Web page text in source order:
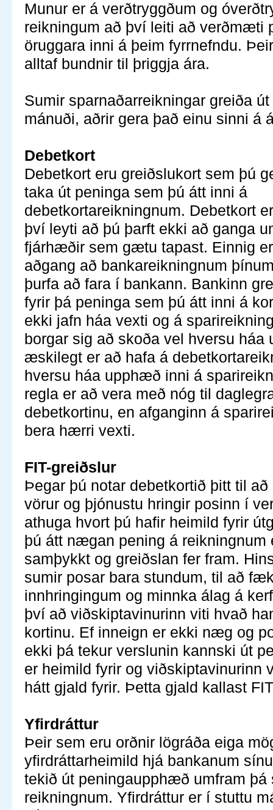
Munur er á verðtryggðum og
reikningum að því leiti að verðmæti
öruggara inni á þeim fyrrnefndu.
alltaf bundnir til þriggja ára.
Sumir sparnaðarreikningar greiða
mánuði, aðrir gera það einu sinni á
Debetkort
Debetkort eru greiðslukort sem þú
taka út peninga sem þú átt inni á
debetkortareikningnum. Debetkort
því leyti að þú þarft ekki að ganga
fjárhæðir sem gætu tapast. Einnig
aðgang að bankareikningnum
þurfa að fara í bankann. Bankinn
fyrir þá peninga sem þú átt inni á
ekki jafn háa vexti og á
borgar sig að skoða vel hversu háa
æskilegt er að hafa á
hversu háa upphæð inni á
regla er að vera með nóg til
debetkortinu, en afganginn á
bera hærri vexti.
FIT-greiðslur
Þegar þú notar debetkortið þitt til að
vörur og þjónustu hringir posinn í
athuga hvort þú hafir heimild fyrir
þú átt nægan pening á reikningnum
samþykkt og greiðslan fer fram.
sumir posar bara stundum, til að
innhringingum og minnka álag á
því að viðskiptavinurinn viti hvað
kortinu. Ef inneign er ekki næg og
ekki þá tekur verslunin kannski út
er heimild fyrir og viðskiptavinurinn
hátt gjald fyrir. Þetta gjald kallast
Yfirdráttur
Þeir sem eru orðnir lögráða eiga
yfirdráttarheimild hjá bankanum
tekið út peningaupphæð umfram þá
reikningnum. Yfirdráttur er í stuttu